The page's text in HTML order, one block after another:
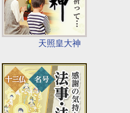
天照皇大神